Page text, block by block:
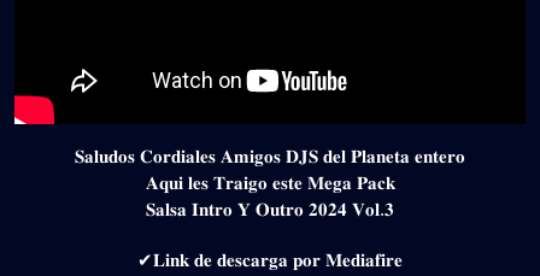
𝐒𝐚𝐥𝐮𝐝𝐨𝐬 𝐂𝐨𝐫𝐝𝐢𝐚𝐥𝐞𝐬 𝐀𝐦𝐢𝐠𝐨𝐬 𝐃𝐉𝐒 𝐝𝐞𝐥 𝐏𝐥𝐚𝐧𝐞𝐭𝐚 𝐞𝐧𝐭𝐞𝐫𝐨
𝐀𝐪𝐮𝐢 𝐥𝐞𝐬 𝐓𝐫𝐚𝐢𝐠𝐨 𝐞𝐬𝐭𝐞 𝐌𝐞𝐠𝐚 𝐏𝐚𝐜𝐤
𝐒𝐚𝐥𝐬𝐚 𝐈𝐧𝐭𝐫𝐨 𝐘 𝐎𝐮𝐭𝐫𝐨 𝟐𝟎𝟐𝟒 𝐕𝐨𝐥.𝟑
✔𝐋𝐢𝐧𝐤 𝐝𝐞 𝐝𝐞𝐬𝐜𝐚𝐫𝐠𝐚 𝐩𝐨𝐫 𝐌𝐞𝐝𝐢𝐚𝐟𝐢𝐫𝐞